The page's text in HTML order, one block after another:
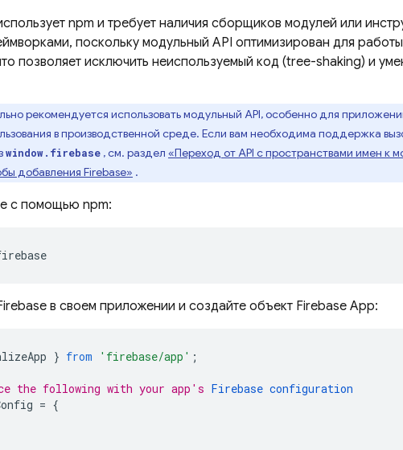
npm и требует наличия сборщиков модулей или
поскольку модульный API оптимизирован для
позволяет исключить неиспользуемый код (tree-shaking) и
рекомендуется использовать модульный API, особенно для
в производственной среде. Если вам необходима поддержка
window.firebase , см. раздел «Переход от API с пространствами имен к
добавления Firebase» .
с помощью npm:
в своем приложении и создайте объект Firebase App:
} from 'firebase/app' ;
the following with your app's Firebase configuration
= {